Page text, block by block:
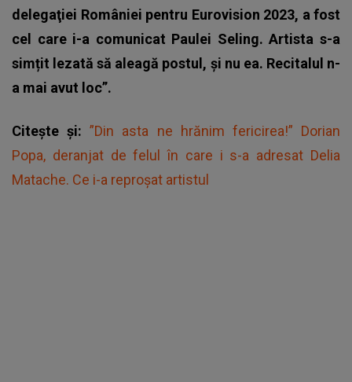
delegaţiei României pentru Eurovision 2023, a fost
cel care i-a comunicat Paulei Seling. Artista s-a
simțit lezată să aleagă postul, și nu ea. Recitalul n-
a mai avut loc”.
Citește și:”Din asta ne hrănim fericirea!” Dorian
Popa, deranjat de felul în care i s-a adresat Delia
Matache. Ce i-a reproșat artistul